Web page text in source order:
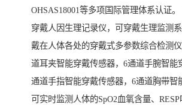
OHSAS18001等多项国际管理体系认证
穿戴人因生理记录仪，可穿戴生理监测
戴在人体各处的穿戴式多参数综合检测
道耳夹智能穿戴传感器，6通道手腕智能
通道手指智能穿戴传感器，6通道胸带智
可实时监测人体的SpO2血氧含量、